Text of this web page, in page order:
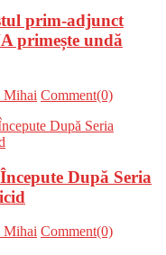
prim-adjunct
primește undă
Mihai Comment(0)
După Seria
Mihai Comment(0)